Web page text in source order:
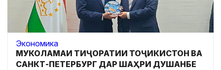
Экономика
МУКОЛАМАИ ТИҶОРАТИИ ТОҶИКИСТОН ВА
САНКТ-ПЕТЕРБУРГ ДАР ШАҲРИ ДУШАНБЕ